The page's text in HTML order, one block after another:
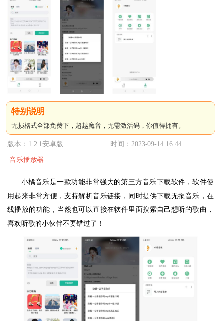
无损格式全部免费下，超越魔音，无需激活码，你值得拥有。
版本：1.2.1安卓版 时间：2023-09-14 16:44
音乐播放器
小橘音乐是一款功能非常强大的第三方音乐下载软件，软件使
用起来非常方便，支持解析音乐链接，同时提供下载无损音乐，在
线播放的功能，当然也可以直接在软件里面搜索自己想听的歌曲，
喜欢听歌的小伙伴不要错过了！